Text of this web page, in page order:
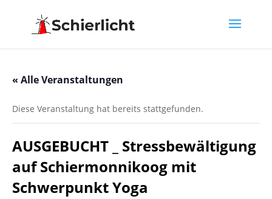
« Alle Veranstaltungen
Diese Veranstaltung hat bereits stattgefunden.
AUSGEBUCHT _ Stressbewältigung
auf Schiermonnikoog mit
Schwerpunkt Yoga